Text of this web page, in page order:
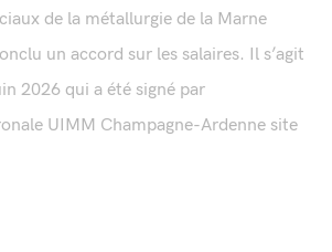
de la métallurgie de la Marne
un accord sur les salaires. Il s’agit
2026 qui a été signé par
UIMM Champagne-Ardenne site